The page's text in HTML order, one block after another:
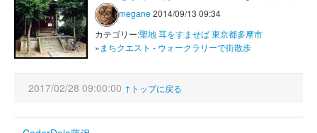
megane2014/09/13 09:34
カテゴリー:聖地耳をすませば東京都多摩市
»まちクエスト - ウォークラリーで街散歩
2017/02/28 09:00:00 ↑トップに戻る